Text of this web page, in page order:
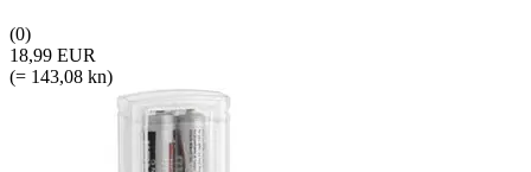
(0)
18,99 EUR
(= 143,08 kn)